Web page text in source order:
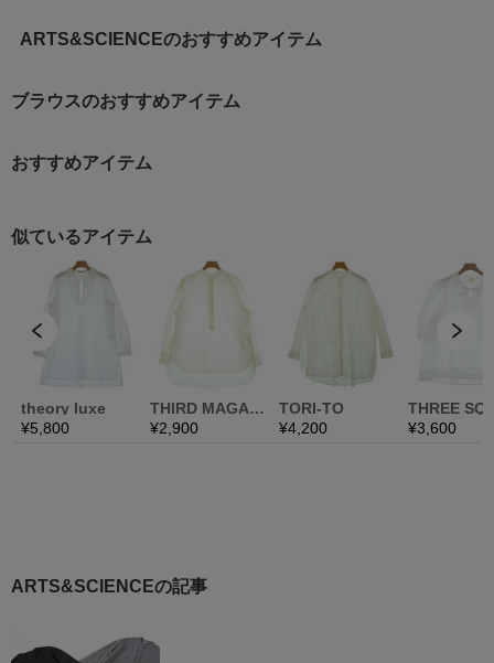
ARTS&SCIENCEのおすすめアイテム
ブラウスのおすすめアイテム
おすすめアイテム
ARTS&SCIENCEの記事